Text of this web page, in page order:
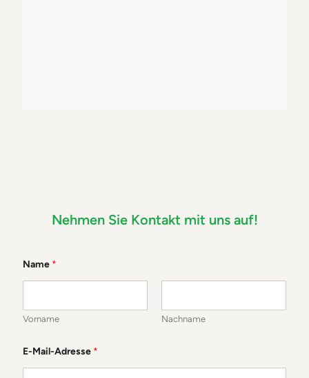
Nehmen Sie Kontakt mit uns auf!
o
n
t
r
K
Name *
Vorname Nachname
E-Mail-Adresse *